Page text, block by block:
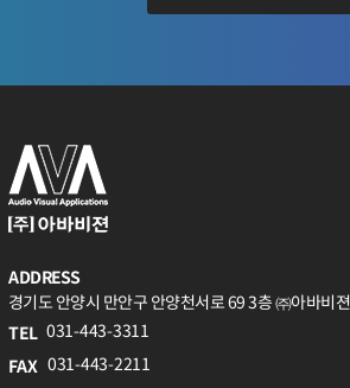
ADDRESS
경기도 안양시 만안구 안양천서로 69 3층 ㈜아바비젼
TEL 031-443-3311
FAX 031-443-2211